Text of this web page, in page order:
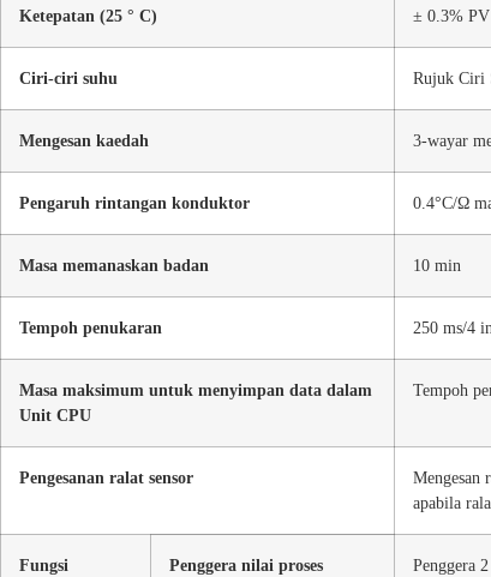
Ketepatan (25 ° C) ± 0.3% PV
Ciri-ciri suhu Rujuk Ciri
Mengesan kaedah 3-wayar
Pengaruh rintangan konduktor 0.4°C/Ω
Masa memanaskan badan 10 min
Tempoh penukaran 250 ms/4
Masa maksimum untuk menyimpan data dalam
Unit CPU
Tempoh
Pengesanan ralat sensor
Mengesan
apabila
Fungsi Penggera nilai proses Penggera